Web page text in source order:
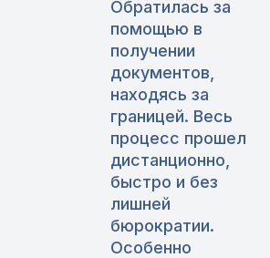
Обратилась за
помощью в
получении
документов,
находясь за
границей. Весь
процесс прошел
дистанционно,
быстро и без
лишней
бюрократии.
Особенно